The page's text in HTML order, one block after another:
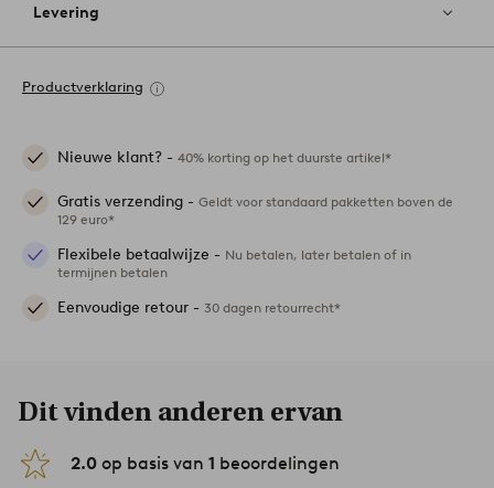
Levering
Productverklaring
Nieuwe klant? - 40% korting op het duurste artikel*
Gratis verzending - Geldt voor standaard pakketten boven de
129 euro*
Flexibele betaalwijze - Nu betalen, later betalen of in
termijnen betalen
Eenvoudige retour - 30 dagen retourrecht*
Dit vinden anderen ervan
2.0 op basis van 1 beoordelingen